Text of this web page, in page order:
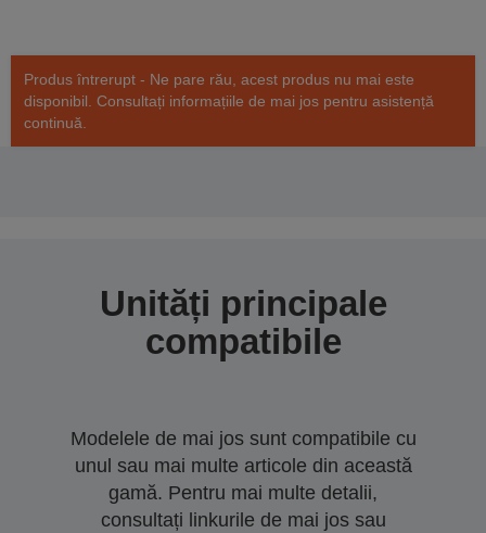
Produs întrerupt - Ne pare rău, acest produs nu mai este
disponibil. Consultați informațiile de mai jos pentru asistență
continuă.
Unități principale
compatibile
Modelele de mai jos sunt compatibile cu
unul sau mai multe articole din această
gamă. Pentru mai multe detalii,
consultați linkurile de mai jos sau